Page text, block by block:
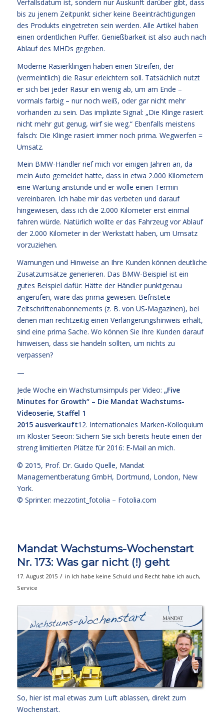
Verfallsdatum ist, sondern nur Auskunft darüber gibt, dass
bis zu jenem Zeitpunkt sicher keine Beeinträchtigungen
des Produkts eingetreten sein werden. Alle Artikel haben
einen ordentlichen Puffer. Genießbarkeit ist also auch nach
Ablauf des MHDs gegeben.
Moderne Rasierklingen haben einen Streifen, der
(vermeintlich) die Rasur erleichtern soll. Tatsächlich nutzt
er sich bei jeder Rasur ein wenig ab, um am Ende –
vormals farbig – nur noch weiß, oder gar nicht mehr
vorhanden zu sein. Das implizite Signal: „Die Klinge rasiert
nicht mehr gut genug, wirf sie weg.“ Ebenfalls meistens
falsch: Die Klinge rasiert immer noch prima. Wegwerfen =
Umsatz.
Mein BMW-Händler rief mich vor einigen Jahren an, da
mein Auto gemeldet hatte, dass in etwa 2.000 Kilometern
eine Wartung anstünde und er wolle einen Termin
vereinbaren. Ich habe mir das verbeten und darauf
hingewiesen, dass ich die 2.000 Kilometer erst einmal
fahren würde. Natürlich wollte er das Fahrzeug vor Ablauf
der 2.000 Kilometer in der Werkstatt haben, um Umsatz
vorzuziehen.
Warnungen und Hinweise an Ihre Kunden können deutliche
Zusatzumsätze generieren. Das BMW-Beispiel ist ein
gutes Beispiel dafür: Hätte der Händler punktgenau
angerufen, wäre das prima gewesen. Befristete
Zeitschriftenabonnements (z. B. von US-Magazinen), bei
denen man rechtzeitig einen Verlängerungshinweis erhält,
sind eine prima Sache. Wo können Sie Ihre Kunden darauf
hinweisen, dass sie handeln sollten, um nichts zu
verpassen?
—
Jede Woche ein Wachstumsimpuls per Video: „Five
Minutes for Growth“ – Die Mandat Wachstums-
Videoserie, Staffel 1
2015 ausverkauft12. Internationales Marken-Kolloquium
im Kloster Seeon: Sichern Sie sich bereits heute einen der
streng limitierten Plätze für 2016: E-Mail an mich.
© 2015, Prof. Dr. Guido Quelle, Mandat
Managementberatung GmbH, Dortmund, London, New
York.
© Sprinter: mezzotint_fotolia – Fotolia.com
Mandat Wachstums-Wochenstart
Nr. 173: Was gar nicht (!) geht
17. August 2015 / in Ich habe keine Schuld und Recht habe ich auch,
Service
So, hier ist mal etwas zum Luft ablassen, direkt zum
Wochenstart.